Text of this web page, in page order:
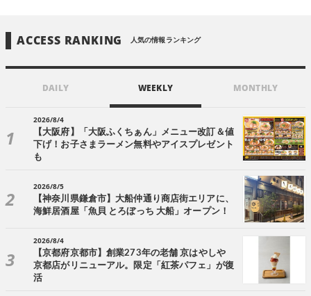
ACCESS RANKING 人気の情報ランキング
DAILY WEEKLY MONTHLY
2026/8/4
【大阪府】「大阪ふくちぁん」メニュー改訂＆値
下げ！お子さまラーメン無料やアイスプレゼント
も
2026/8/5
【神奈川県鎌倉市】大船仲通り商店街エリアに、
海鮮居酒屋「魚貝 とろぼっち 大船」オープン！
2026/8/4
【京都府京都市】創業273年の老舗 京はやしや
京都店がリニューアル。限定「紅茶パフェ」が復
活